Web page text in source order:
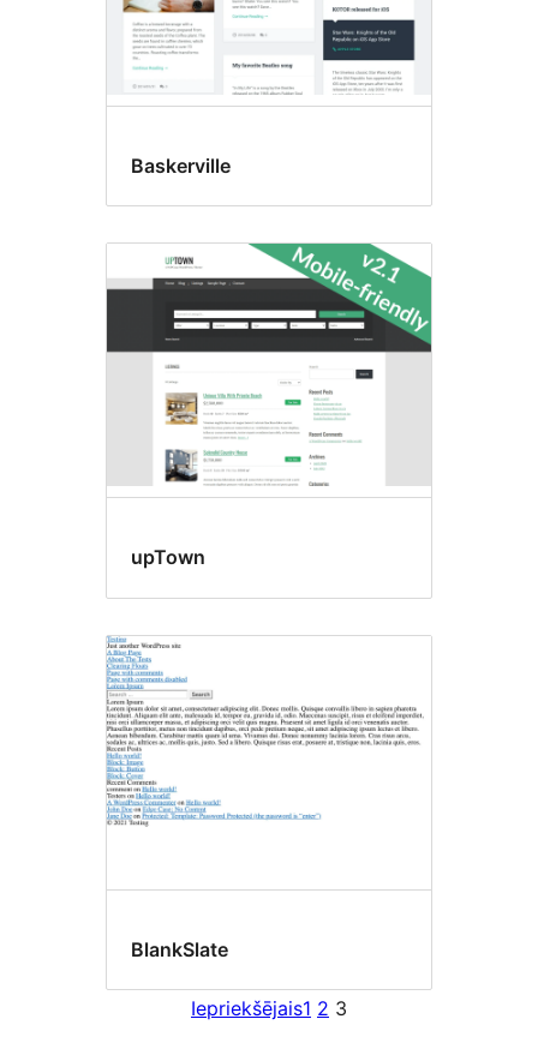
Baskerville
upTown
BlankSlate
Iepriekšējais1 2 3